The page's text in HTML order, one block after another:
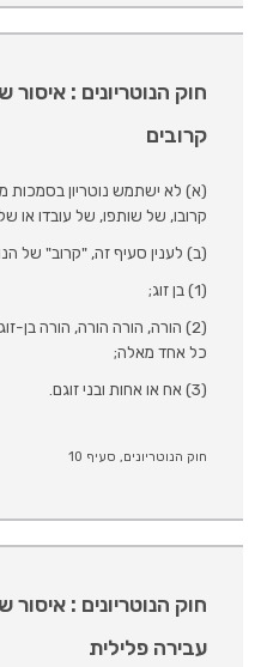
חוק הנוטריונים :
קרובים
(א) לא ישתמש נוטריון בסמכות
קרובו, של שותפו, של עובדו או
(ב) לענין סעיף זה, "קרוב" של
(1) בן זוג;
(2) הורה, הורה הורה, הורה בן-
כל אחד מאלה;
(3) אח או אחות ובני זוגם.
חוק הנוטריונים, סעיף 10
חוק הנוטריונים :
עבירה פלילית